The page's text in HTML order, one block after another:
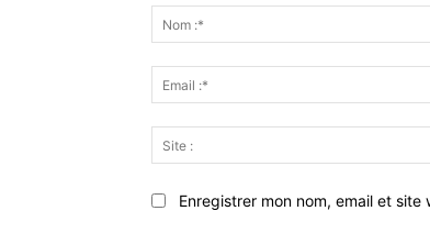
Enregistrer mon nom, email et